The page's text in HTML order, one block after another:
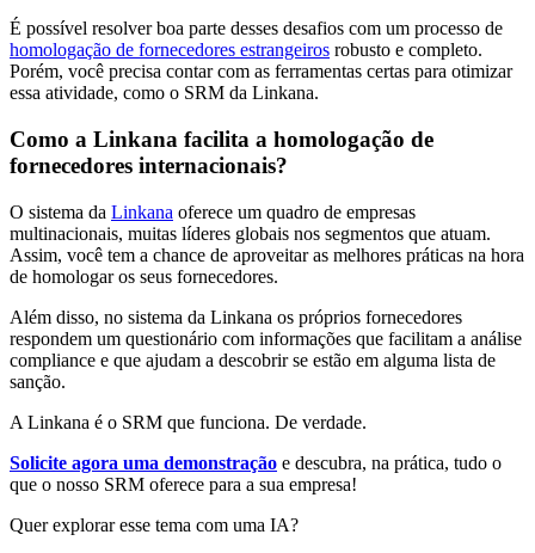
É possível resolver boa parte desses desafios com um processo de
homologação de fornecedores estrangeiros robusto e completo.
Porém, você precisa contar com as ferramentas certas para otimizar
essa atividade, como o SRM da Linkana.
Como a Linkana facilita a homologação de
fornecedores internacionais?
O sistema da Linkana oferece um quadro de empresas
multinacionais, muitas líderes globais nos segmentos que atuam.
Assim, você tem a chance de aproveitar as melhores práticas na hora
de homologar os seus fornecedores.
Além disso, no sistema da Linkana os próprios fornecedores
respondem um questionário com informações que facilitam a análise
compliance e que ajudam a descobrir se estão em alguma lista de
sanção.
A Linkana é o SRM que funciona. De verdade.
Solicite agora uma demonstração e descubra, na prática, tudo o
que o nosso SRM oferece para a sua empresa!
Quer explorar esse tema com uma IA?